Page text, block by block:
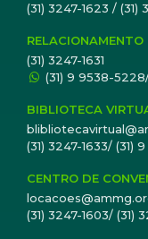
(31) 3247-1623 /
(31) 3247-1631
(31) 9 9538-
BIBLIOTECA
(31) 3247-1633/ (31)
CENTRO DE
(31) 3247-1603/ (31)